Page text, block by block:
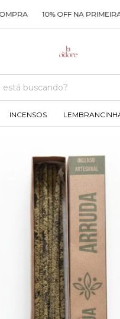
10% OFF NA PRIMEIRA
INCENSOS